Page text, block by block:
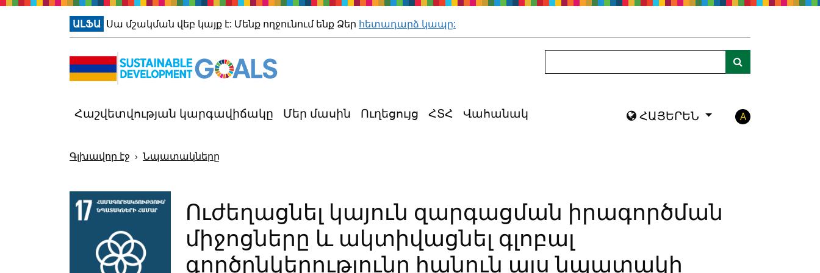
Անցեք հիմնական բովանդակությանը
ԱԼՖԱ Սա մշակման վեբ կայք է: Մենք ողջունում ենք Ձեր հետադարձ կապը:
Հաշվետվության կարգավիճակը Մեր մասին Ուղեցույց ՀՏՀ Վահանակ ՀԱՅԵՐԵՆ A
Գլխավոր էջ Նպատակները
Ուժեղացնել կայուն զարգացման իրագործման
միջոցները և ակտիվացնել գլոբալ
գործընկերությունը հանուն այս նպատակի